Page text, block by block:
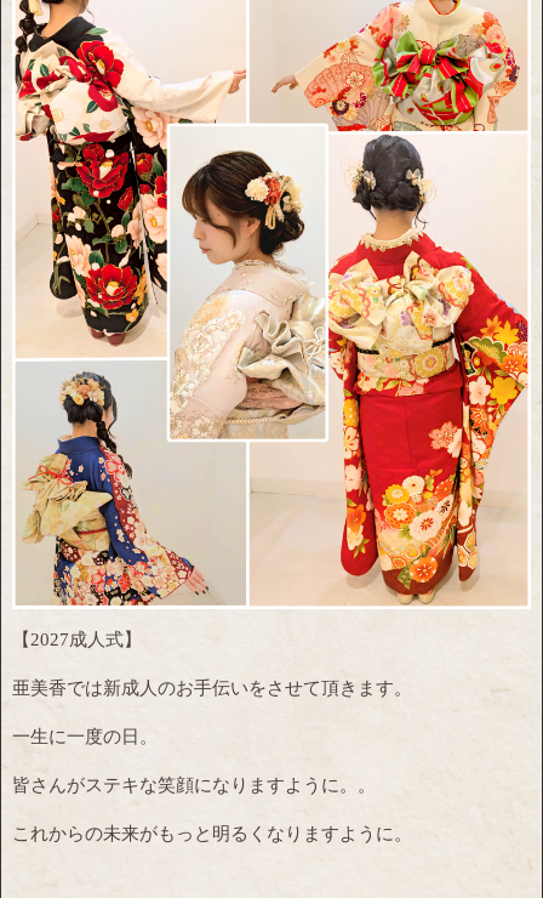
【2027成人式】
亜美香では新成人のお手伝いをさせて頂きます。
一生に一度の日。
皆さんがステキな笑顔になりますように。。
これからの未来がもっと明るくなりますように。